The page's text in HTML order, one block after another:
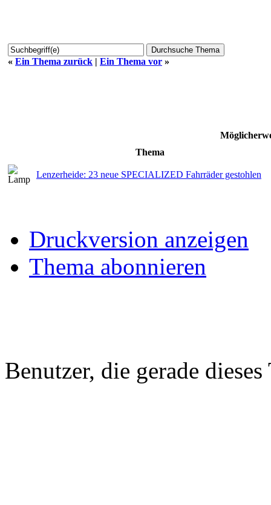
« Ein Thema zurück | Ein Thema vor »
Thema
Lenzerheide: 23 neue SPECIALIZED Fahrräder gestohlen
Druckversion anzeigen
Thema abonnieren
Benutzer, die gerade